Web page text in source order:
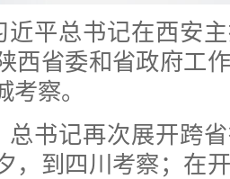
平总书记在西安主
西省委和省政府工
察。
书记再次展开跨省
，到四川考察；在